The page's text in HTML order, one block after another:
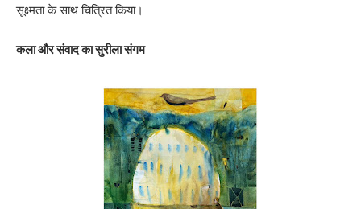
सूक्ष्मता के साथ चित्रित किया।
कला और संवाद का सुरीला संगम